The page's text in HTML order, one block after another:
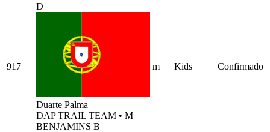
917
D
Duarte Palma
DAP TRAIL TEAM • M
BENJAMINS B
m Kids Confirmado